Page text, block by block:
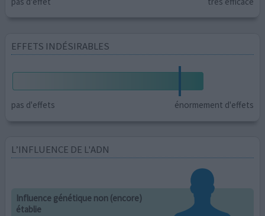
EFFETS INDÉSIRABLES
pas d'effets énormement d'effets
L’INFLUENCE DE L'ADN
Influence génétique non (encore)
établie